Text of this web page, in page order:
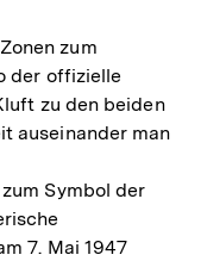
zum
der offizielle
zu den beiden
auseinander man
Symbol der
7. Mai 1947